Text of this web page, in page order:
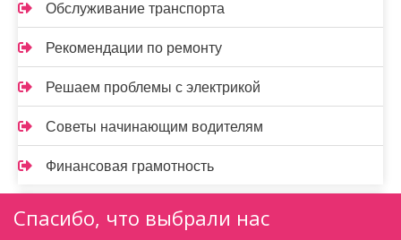
Обслуживание транспорта
Рекомендации по ремонту
Решаем проблемы с электрикой
Советы начинающим водителям
Финансовая грамотность
Спасибо, что выбрали нас